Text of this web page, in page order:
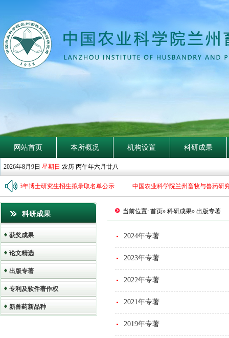
网站首页 本所概况 机构设置 科研成果
2026年8月9日 星期日 农历 丙午年六月廿八
2026年博士研究生招生拟录取名单公示 中国农业科学院兰州畜牧与兽药研
科研成果
获奖成果
论文精选
出版专著
专利及软件著作权
新兽药新品种
当前位置: 首页» 科研成果» 出版专著
2024年专著
2023年专著
2022年专著
2021年专著
2019年专著